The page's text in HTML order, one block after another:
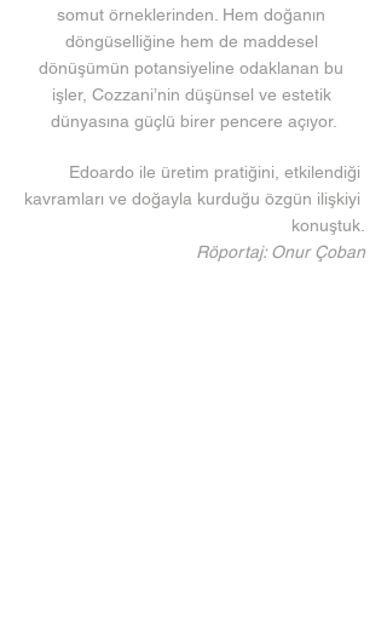
somut örneklerinden. Hem doğanın
döngüselliğine hem de maddesel
dönüşümün potansiyeline odaklanan bu
işler, Cozzani’nin düşünsel ve estetik
dünyasına güçlü birer pencere açıyor.
Edoardo ile üretim pratiğini, etkilendiği
kavramları ve doğayla kurduğu özgün ilişkiyi
konuştuk.
Röportaj: Onur Çoban